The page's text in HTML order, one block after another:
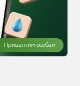
Приватним особам